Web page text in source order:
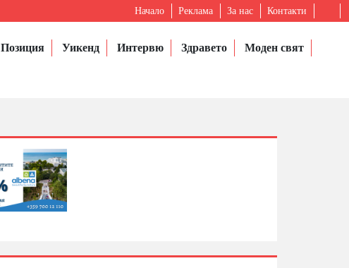
Начало Реклама За нас Контакти
Позиция Уикенд Интервю Здравето
Моден свят